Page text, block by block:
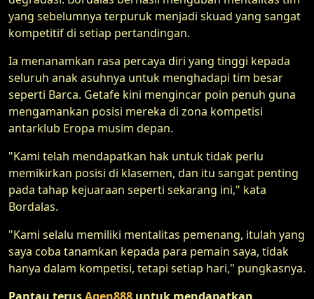
yang sebelumnya terpuruk menjadi skuad yang sangat
kompetitif di setiap pertandingan.
Ia menanamkan rasa percaya diri yang tinggi kepada
seluruh anak asuhnya untuk menghadapi tim besar
seperti Barca. Getafe kini mengincar poin penuh guna
mengamankan posisi mereka di zona kompetisi
antarklub Eropa musim depan.
"Kami telah mendapatkan hak untuk tidak perlu
memikirkan posisi di klasemen, dan itu sangat penting
pada tahap kejuaraan seperti sekarang ini," kata
Bordalas.
"Kami selalu memiliki mentalitas pemenang, itulah yang
saya coba tanamkan kepada para pemain saya, tidak
hanya dalam kompetisi, tetapi setiap hari," pungkasnya.